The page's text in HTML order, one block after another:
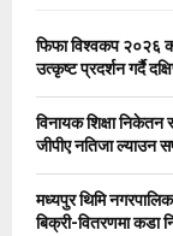
o
r
फिफा विश्वकप २०२६
उत्कृष्ट प्रदर्शन गर्दै
विनायक शिक्षा निकेतन
जीपीए नतिजा ल्याउन
मध्यपुर थिमि
बिक्री-वितरणमा कडा